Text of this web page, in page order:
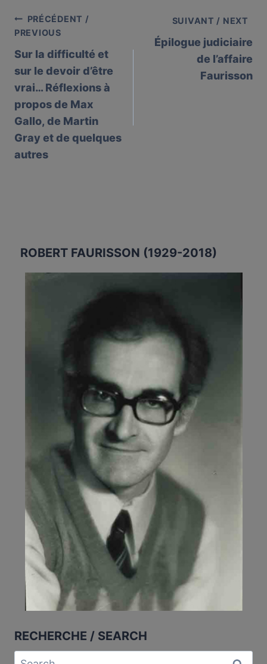
Post
navigation
PRÉCÉDENT /
PREVIOUS
Sur la difficulté et
sur le devoir d’être
vrai… Réflexions à
propos de Max
Gallo, de Martin
Gray et de quelques
autres
SUIVANT / NEXT
Épilogue judiciaire
de l’affaire
Faurisson
ROBERT FAURISSON (1929-2018)
RECHERCHE / SEARCH
Search